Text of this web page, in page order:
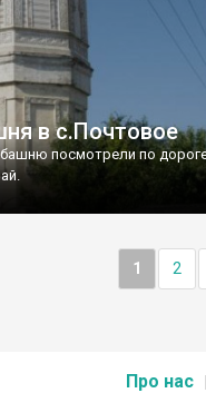
в с.Почтовое
посмотрели по
1 2
Про нас